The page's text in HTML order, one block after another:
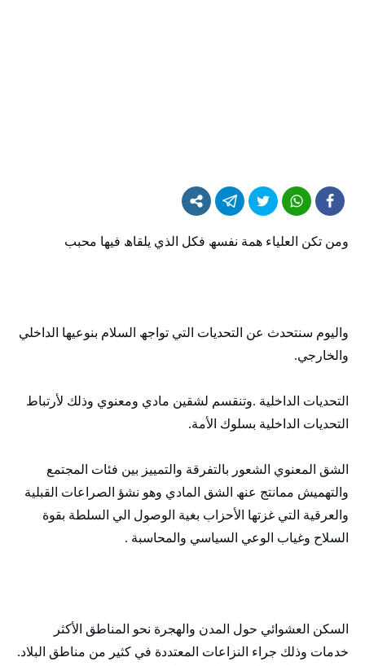
ومن تكن العلياء ھمة نفسھ فكل الذي يلقاھ فيھا محبب
واليوم سنتحدث عن التحديات التي تواجھ السلام بنوعيھا الداخلي
والخارجي.
التحديات الداخلية .وتنقسم لشقين مادي ومعنوي وذلك لأرتباط
التحديات الداخلية بسلوك الأمة.
الشق المعنوي الشعور بالتفرقة والتمييز بين فئات المجتمع
والتھميش ممانتج عنھ الشق المادي وھو نشؤ الصراعات القبلية
والعرقية التي غزتھا الأحزاب بغية الوصول الي السلطة بقوة
السلاح وغياب الوعي السياسي والمحاسبة .
السكن العشوائي حول المدن والھجرة نحو المناطق الأكثر
خدمات وذلك جراء النزاعات المعتددة في كثير من مناطق البلاد.